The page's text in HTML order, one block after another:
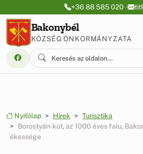
Ugrás a menüre
Ugrás a tartalomra+36 88 585 020
Bakonybél
KÖZSÉG ÖNKORMÁNYZATA
Nyitólap Hírek
Turisztika
Borostyán-kút, az 1000 éves falu,
ékessége